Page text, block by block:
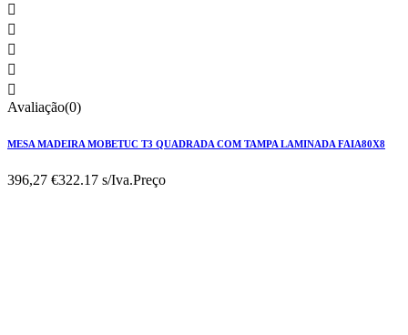





Avaliação(0)
MESA MADEIRA MOBETUC T3 QUADRADA COM TAMPA LAMINADA FAIA80X8
396,27 €322.17 s/Iva.Preço